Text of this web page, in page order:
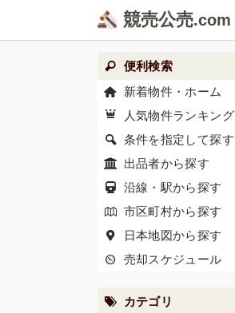
競売公売
便利検索
新着物件・ホーム
人気物件ランキング
条件を指定して探す
出品者から探す
沿線・駅から探す
市区町村から探す
日本地図から探す
売却スケジュール
カテゴリ